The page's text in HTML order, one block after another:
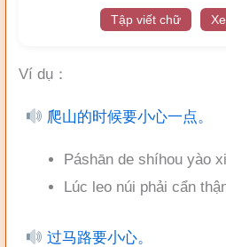
Tập viết chữ
Ví dụ：
爬山的时候要小心一点。
Páshān de shíhou yào
Lúc leo núi phải cẩn
过马路要小心。